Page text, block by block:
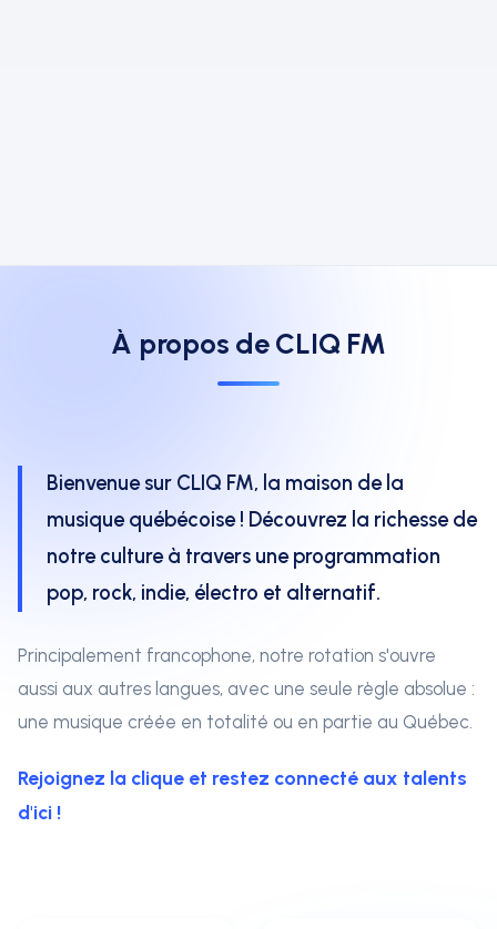
À propos de CLIQ FM
Bienvenue sur CLIQ FM, la maison de la
musique québécoise ! Découvrez la richesse de
notre culture à travers une programmation
pop, rock, indie, électro et alternatif.
Principalement francophone, notre rotation s'ouvre
aussi aux autres langues, avec une seule règle absolue :
une musique créée en totalité ou en partie au Québec.
Rejoignez la clique et restez connecté aux talents
d'ici !